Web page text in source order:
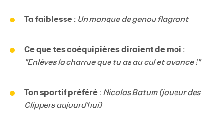
Ta faiblesse : Un manque de genou flagrant
Ce que tes coéquipières diraient de moi :
"Enlèves la charrue que tu as au cul et avance !"
Ton sportif préféré : Nicolas Batum (joueur des
Clippers aujourd'hui)